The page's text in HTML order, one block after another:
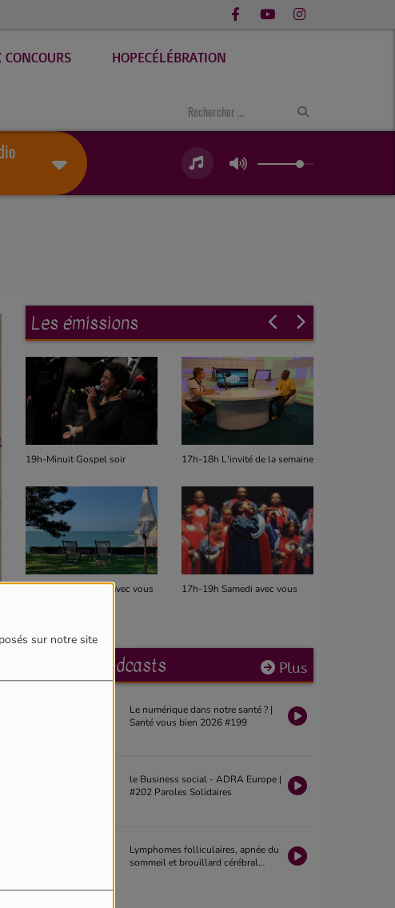
sur notre site
CONCOURS HOPECÉLÉBRATION
Les émissions
19h-Minuit Gospel soir
18h-19h Dimanche avec vous
17h-18h L'invité de la semaine
17h-19h Samedi avec vous
Plus
Derniers podcasts
Le numérique dans notre santé ? |
Santé vous bien 2026 #199
le Business social - ADRA Europe |
#202 Paroles Solidaires
Lymphomes folliculaires, apnée du
sommeil et brouillard cérébral